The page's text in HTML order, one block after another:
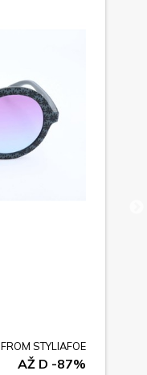
FROM STYLIAFOE
AŽ D -87%